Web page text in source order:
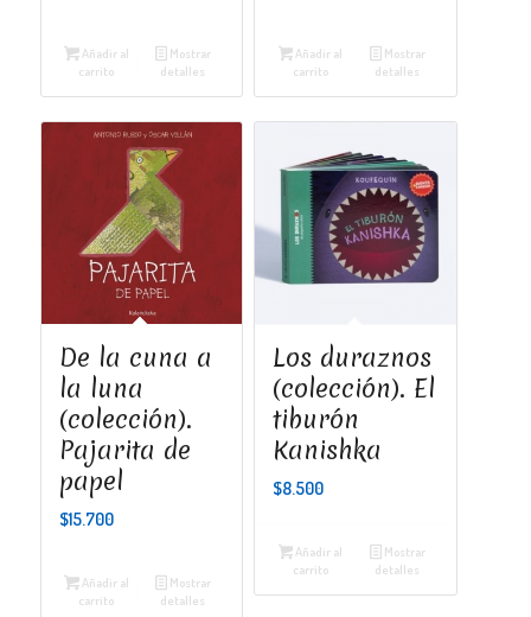
Añadir al
carrito
Mostrar
detalles
Añadir al
carrito
Mostrar
detalles
De la cuna a
la luna
(colección).
Pajarita de
papel
$15.700
Añadir al
carrito
Mostrar
detalles
Los duraznos
(colección). El
tiburón
Kanishka
$8.500
Añadir al
carrito
Mostrar
detalles